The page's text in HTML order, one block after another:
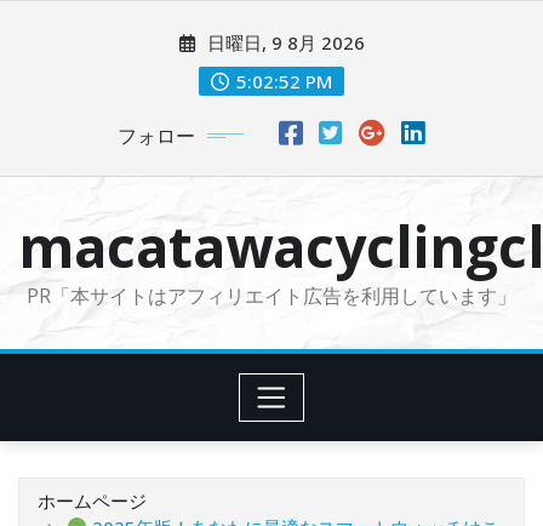
に
日曜日, 9 8月 2026
5:02:53 PM
フォロー
PR「本サイトはアフィリエイト広告を利用しています」
ホームページ